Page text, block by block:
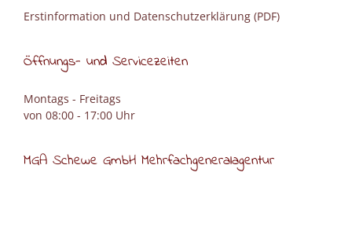
Erstinformation und Datenschutzerklärung (PDF)
Öffnungs- und Servicezeiten
Montags - Freitags
von 08:00 - 17:00 Uhr
MGA Schewe GmbH Mehrfachgeneralagentur